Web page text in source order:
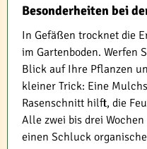
Besonderheiten bei
In Gefäßen trocknet die
im Gartenboden. Werfen
Blick auf Ihre Pflanzen
kleiner Trick: Eine
Rasenschnitt hilft, die
Alle zwei bis drei
einen Schluck